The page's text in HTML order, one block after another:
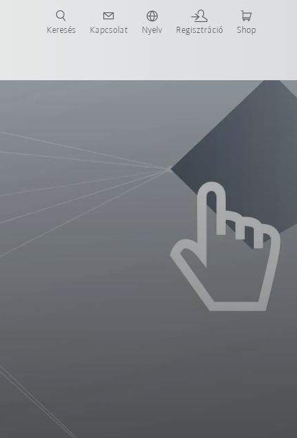
Keresés Kapcsolat Nyelv Regisztráció Shop